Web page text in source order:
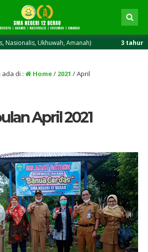
Amanah) 3 tahun yang lalu/
ada di : Home/ 2021 /April
April 2021